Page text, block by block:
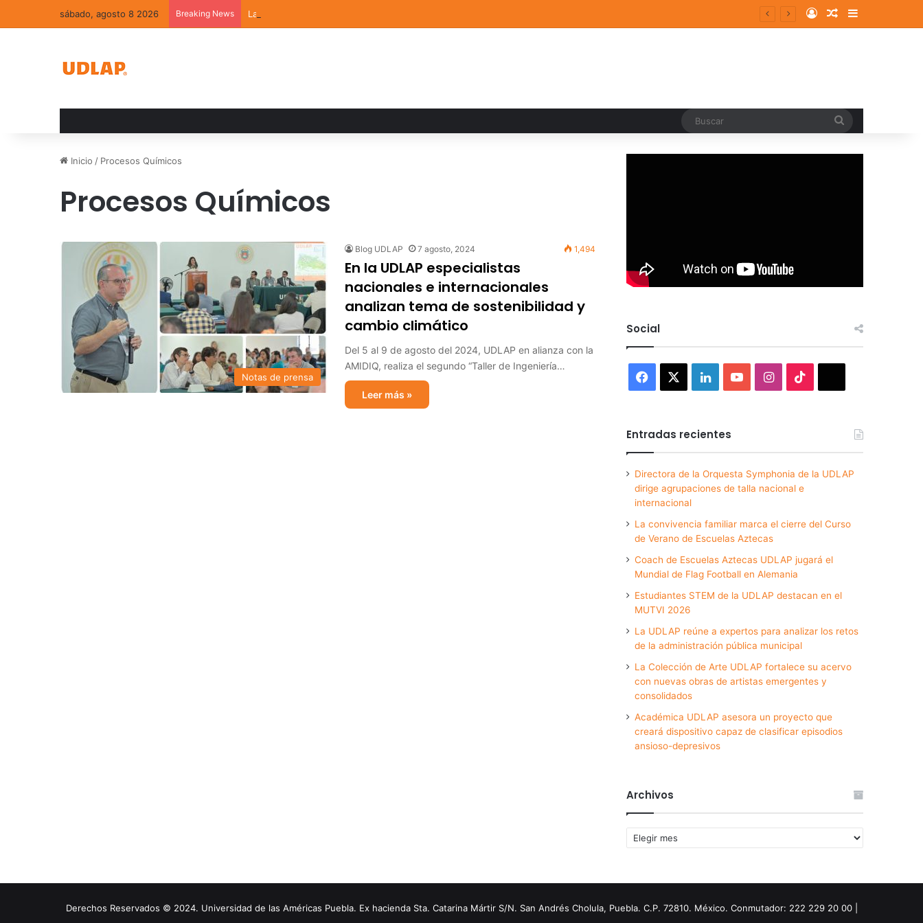
sábado, agosto 8 2026 Breaking News La convivencia familiar marca el cierre del Curso de Verano de Escuelas Aztecas Log InRandom Article
Sidebar
Inicio / Procesos Químicos
Procesos Químicos
Notas de prensa
Blog UDLAP 7 agosto, 2024 1,494
En la UDLAP especialistas
nacionales e internacionales
analizan tema de sostenibilidad y
cambio climático
Del 5 al 9 de agosto del 2024, UDLAP en alianza con la
AMIDIQ, realiza el segundo “Taller de Ingeniería…
Leer más »
Social
Facebook LinkedInYouTubeInstagram
Entradas recientes
Directora de la Orquesta Symphonia de la UDLAP
dirige agrupaciones de talla nacional e
internacional
La convivencia familiar marca el cierre del Curso
de Verano de Escuelas Aztecas
Coach de Escuelas Aztecas UDLAP jugará el
Mundial de Flag Football en Alemania
Estudiantes STEM de la UDLAP destacan en el
MUTVI 2026
La UDLAP reúne a expertos para analizar los retos
de la administración pública municipal
La Colección de Arte UDLAP fortalece su acervo
con nuevas obras de artistas emergentes y
consolidados
Académica UDLAP asesora un proyecto que
creará dispositivo capaz de clasificar episodios
ansioso-depresivos
Archivos
Archivos
Derechos Reservados © 2024. Universidad de las Américas Puebla. Ex hacienda Sta. Catarina Mártir S/N. San Andrés Cholula, Puebla. C.P. 72810. México. Conmutador: 222 229 20 00 |